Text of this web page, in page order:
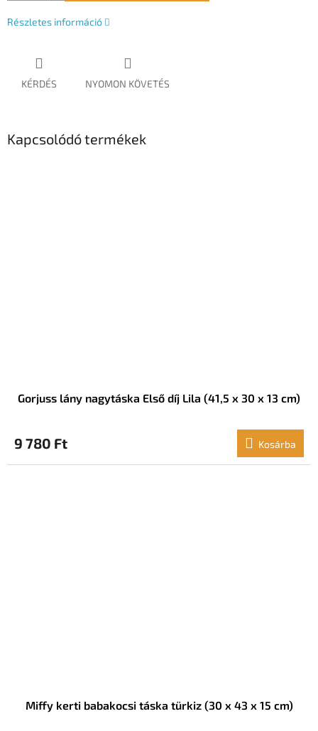
Részletes információ
KÉRDÉS NYOMON KÖVETÉS
Kapcsolódó termékek
Gorjuss lány nagytáska Első díj Lila (41,5 x 30 x 13 cm)
9 780 Ft Kosárba
Miffy kerti babakocsi táska türkiz (30 x 43 x 15 cm)